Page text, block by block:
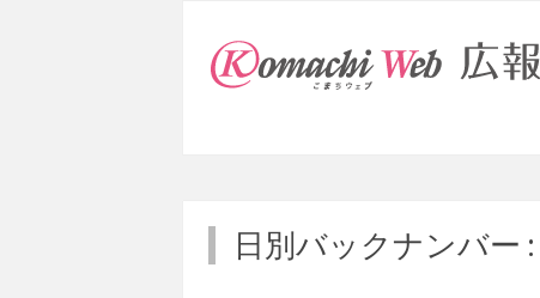
日別バックナンバー :